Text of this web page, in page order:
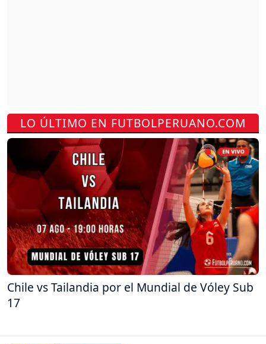
LO ÚLTIMO EN FUTBOLPERUANO.COM
Chile vs Tailandia por el Mundial de Vóley Sub
17